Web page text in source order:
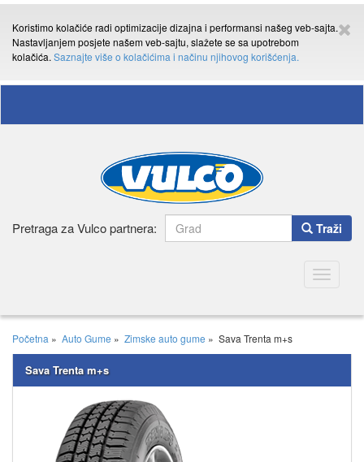
Koristimo kolačiće radi optimizacije dizajna i performansi našeg veb-sajta.
Nastavljanjem posjete našem veb-sajtu, slažete se sa upotrebom
kolačića. Saznajte više o kolačićima i načinu njihovog korišćenja.
Pretraga za Vulco partnera: Traži
Toggle
Početna » Auto Gume » Zimske auto gume » Sava Trenta m+s
Sava Trenta m+s